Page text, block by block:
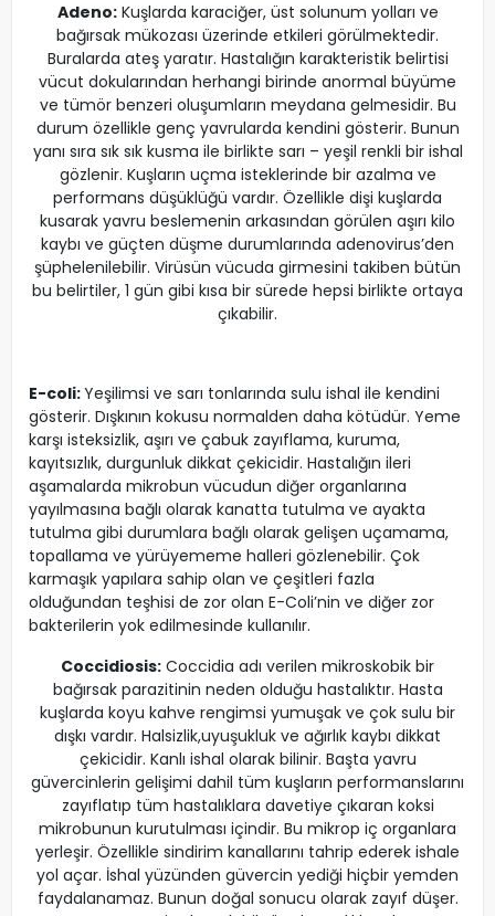
Adeno:Kuşlarda karaciğer, üst solunum yolları ve
bağırsak mükozası üzerinde etkileri görülmektedir.
Buralarda ateş yaratır. Hastalığın karakteristik belirtisi
vücut dokularından herhangi birinde anormal büyüme
ve tümör benzeri oluşumların meydana gelmesidir. Bu
durum özellikle genç yavrularda kendini gösterir. Bunun
yanı sıra sık sık kusma ile birlikte sarı – yeşil renkli bir ishal
gözlenir. Kuşların uçma isteklerinde bir azalma ve
performans düşüklüğü vardır. Özellikle dişi kuşlarda
kusarak yavru beslemenin arkasından görülen aşırı kilo
kaybı ve güçten düşme durumlarında adenovirus’den
şüphelenilebilir. Virüsün vücuda girmesini takiben bütün
bu belirtiler, 1 gün gibi kısa bir sürede hepsi birlikte ortaya
çıkabilir.
E-coli:Yeşilimsi ve sarı tonlarında sulu ishal ile kendini
gösterir. Dışkının kokusu normalden daha kötüdür. Yeme
karşı isteksizlik, aşırı ve çabuk zayıflama, kuruma,
kayıtsızlık, durgunluk dikkat çekicidir. Hastalığın ileri
aşamalarda mikrobun vücudun diğer organlarına
yayılmasına bağlı olarak kanatta tutulma ve ayakta
tutulma gibi durumlara bağlı olarak gelişen uçamama,
topallama ve yürüyememe halleri gözlenebilir. Çok
karmaşık yapılara sahip olan ve çeşitleri fazla
olduğundan teşhisi de zor olan E-Coli’nin ve diğer zor
bakterilerin yok edilmesinde kullanılır.
Coccidiosis: Coccidia adı verilen mikroskobik bir
bağırsak parazitinin neden olduğu hastalıktır. Hasta
kuşlarda koyu kahve rengimsi yumuşak ve çok sulu bir
dışkı vardır. Halsizlik,uyuşukluk ve ağırlık kaybı dikkat
çekicidir. Kanlı ishal olarak bilinir. Başta yavru
güvercinlerin gelişimi dahil tüm kuşların performanslarını
zayıflatıp tüm hastalıklara davetiye çıkaran koksi
mikrobunun kurutulması içindir. Bu mikrop iç organlara
yerleşir. Özellikle sindirim kanallarını tahrip ederek ishale
yol açar. İshal yüzünden güvercin yediği hiçbir yemden
faydalanamaz. Bunun doğal sonucu olarak zayıf düşer.